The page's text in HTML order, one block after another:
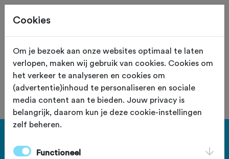
Site staat in teststand
XS
De vereniging met nummer "104027"
is niet gevonden.
Cookies
Om je bezoek aan onze websites optimaal te laten
verlopen, maken wij gebruik van cookies. Cookies om
het verkeer te analyseren en cookies om
(advertentie)inhoud te personaliseren en sociale
media content aan te bieden. Jouw privacy is
belangrijk, daarom kun je deze cookie-instellingen
zelf beheren.
Functioneel